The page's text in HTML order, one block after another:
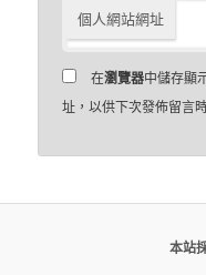
個人網站網址
在瀏覽器中儲存顯
址，以供下次發佈留言
本站